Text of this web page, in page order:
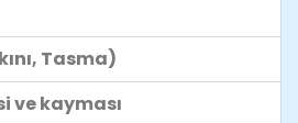
Tasma)
ve kayması